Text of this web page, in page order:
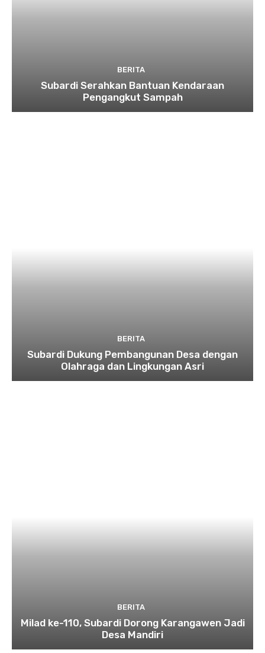
BERITA
Subardi Serahkan Bantuan Kendaraan
Pengangkut Sampah
BERITA
Subardi Dukung Pembangunan Desa dengan
Olahraga dan Lingkungan Asri
BERITA
Milad ke-110, Subardi Dorong Karangawen Jadi
Desa Mandiri